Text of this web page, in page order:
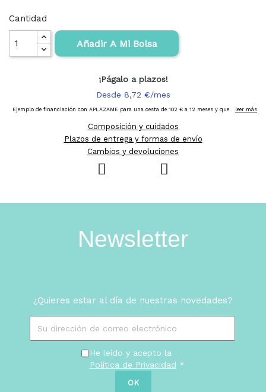
Cantidad
Añadir A Mi Bolsa
Composición y cuidados
Plazos de entrega y formas de envío
Cambios y devoluciones
Newsletter
¿Quieres estar al día de nuestras novedades?
He leído y acepto la
Política de Privacidad *